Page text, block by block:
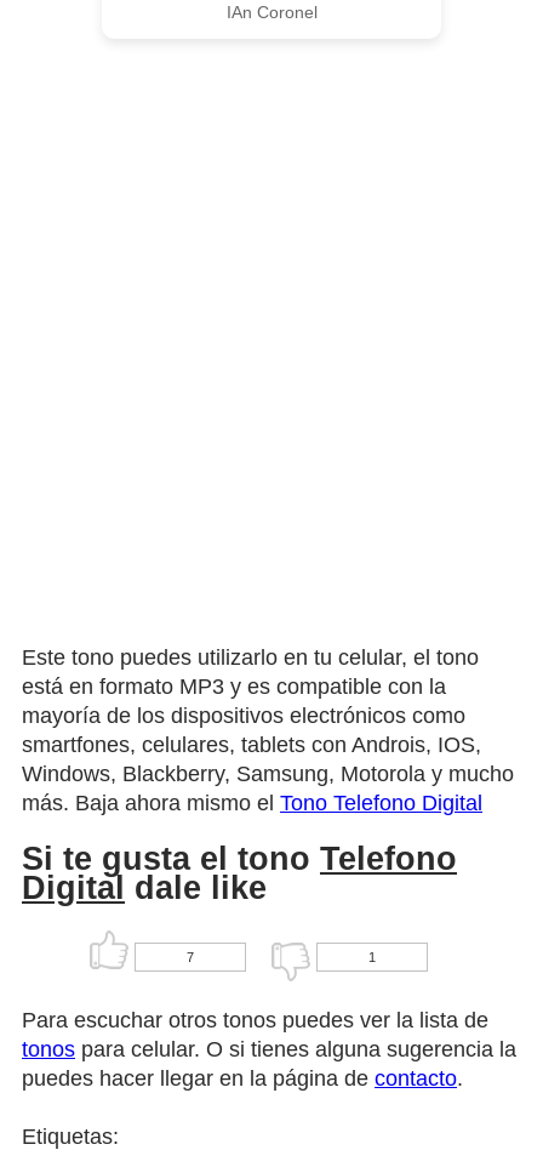
IAn Coronel
Este tono puedes utilizarlo en tu celular, el tono
está en formato MP3 y es compatible con la
mayoría de los dispositivos electrónicos como
smartfones, celulares, tablets con Androis, IOS,
Windows, Blackberry, Samsung, Motorola y mucho
más. Baja ahora mismo el Tono Telefono Digital
Si te gusta el tono Telefono
Digital dale like
7 1
Para escuchar otros tonos puedes ver la lista de
tonos para celular. O si tienes alguna sugerencia la
puedes hacer llegar en la página de contacto.
Etiquetas: